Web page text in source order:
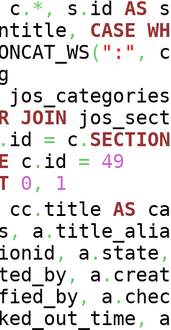
c .*, s . id AS
, CASE
( ":" , c
JOIN
. id = c . SECTION
c . id = 49
0 ,
1
cc . title AS
, a .
, a . state ,
, a .
, a .
, a